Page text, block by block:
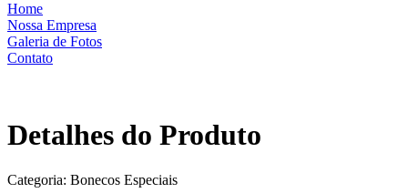
Home
Nossa Empresa
Galeria de Fotos
Contato
Detalhes do Produto
Categoria: Bonecos Especiais